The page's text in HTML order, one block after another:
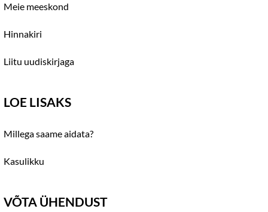
Meie meeskond
Hinnakiri
Liitu uudiskirjaga
LOE LISAKS
Millega saame aidata?
Kasulikku
VÕTA ÜHENDUST